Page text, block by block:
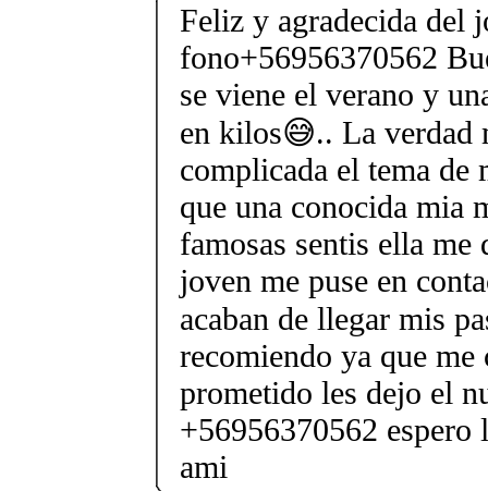
Feliz y agradecida del
fono+56956370562
se viene el verano y
en kilos😅.. La verdad
complicada el tema de
que una conocida mia
famosas sentis ella
joven me puse en
acaban de llegar mis
recomiendo ya que
prometido les dejo el
+56956370562 espero
ami